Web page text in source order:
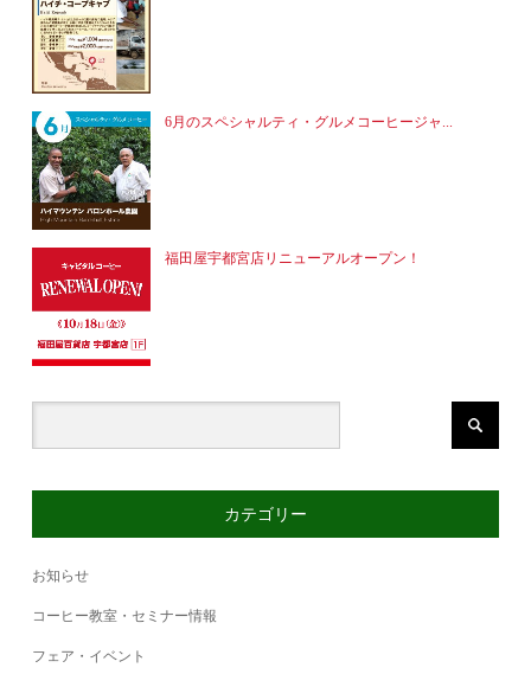
6月のスペシャルティ・グルメコーヒージャ...
福田屋宇都宮店リニューアルオープン！
カテゴリー
お知らせ
コーヒー教室・セミナー情報
フェア・イベント